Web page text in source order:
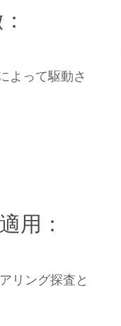
よって駆動さ
用：
リング探査と